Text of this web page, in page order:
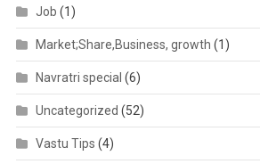
Job (1)
Market;Share,Business, growth (1)
Navratri special (6)
Uncategorized (52)
Vastu Tips (4)